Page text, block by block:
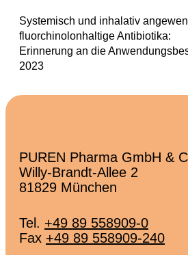
Systemisch und inhalativ
fluorchinolonhaltige Antibiotika:
Erinnerung an die
2023
PUREN Pharma GmbH &
Willy-Brandt-Allee 2
81829 München
Tel. +49 89 558909-0
Fax +49 89 558909-240